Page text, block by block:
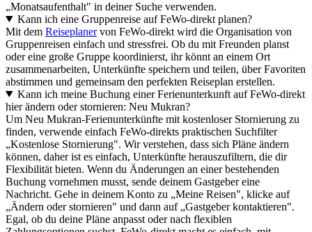
„Monatsaufenthalt" in deiner Suche verwenden.
Kann ich eine Gruppenreise auf FeWo-direkt planen?
Mit dem Reiseplanervon FeWo-direkt wird die Organisation von
Gruppenreisen einfach und stressfrei. Ob du mit Freunden planst
oder eine große Gruppe koordinierst, ihr könnt an einem Ort
zusammenarbeiten, Unterkünfte speichern und teilen, über Favoriten
abstimmen und gemeinsam den perfekten Reiseplan erstellen.
Kann ich meine Buchung einer Ferienunterkunft auf FeWo-direkt
hier ändern oder stornieren: Neu Mukran?
Um Neu Mukran-Ferienunterkünfte mit kostenloser Stornierung zu
finden, verwende einfach FeWo-direkts praktischen Suchfilter
„Kostenlose Stornierung". Wir verstehen, dass sich Pläne ändern
können, daher ist es einfach, Unterkünfte herauszufiltern, die dir
Flexibilität bieten. Wenn du Änderungen an einer bestehenden
Buchung vornehmen musst, sende deinem Gastgeber eine
Nachricht. Gehe in deinem Konto zu „Meine Reisen", klicke auf
„Ändern oder stornieren" und dann auf „Gastgeber kontaktieren".
Egal, ob du deine Pläne anpasst oder nach flexiblen